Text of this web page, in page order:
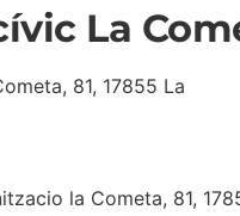
La
81, 17855 La
la Cometa, 81,